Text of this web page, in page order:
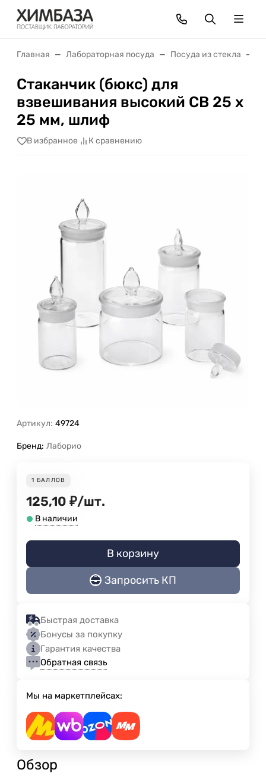
Главная Лабораторная посуда Посуда из стекла
Стаканчик (бюкс) для
взвешивания высокий СВ 25 х
25 мм, шлиф
В избранное К сравнению
Артикул: 49724
Бренд: Лаборио
1 БАЛЛОВ
125,10 ₽/шт.
В наличии
В корзину
Запросить КП
Быстрая доставка
Бонусы за покупку
Гарантия качества
Обратная связь
Мы на маркетплейсах:
Обзор